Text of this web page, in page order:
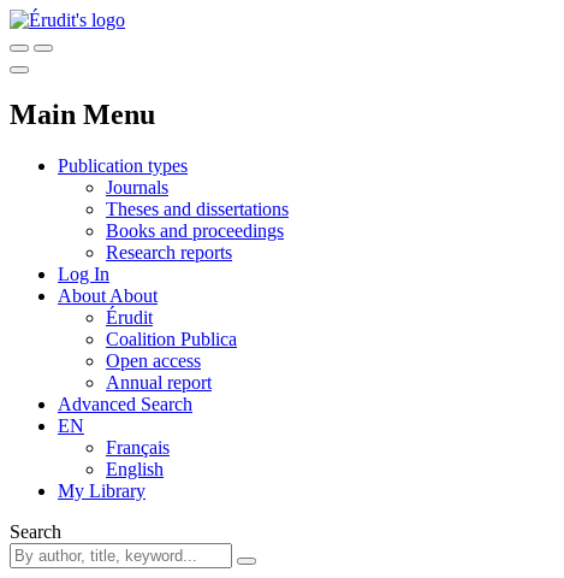
Main Menu
Publication types
Journals
Theses and dissertations
Books and proceedings
Research reports
Log In
About About
Érudit
Coalition Publica
Open access
Annual report
Advanced Search
EN
Français
English
My Library
Search